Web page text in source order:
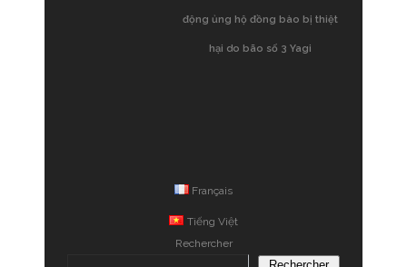
động ủng hộ đồng bào bị thiệt
hại do bão số 3 Yagi
Français
Tiếng Việt
Rechercher